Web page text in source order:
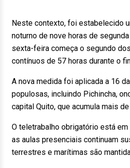
Neste contexto, foi estabelecido
noturno de nove horas de
sexta-feira começa o segundo
contínuos de 57 horas durante o
A nova medida foi aplicada a 16
populosas, incluindo Pichincha,
capital Quito, que acumula mais
O teletrabalho obrigatório está
as aulas presenciais continuam
terrestres e marítimas são